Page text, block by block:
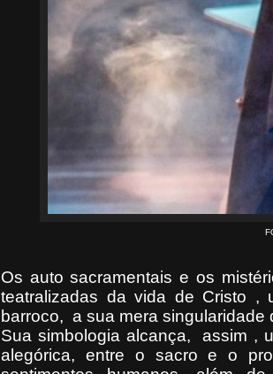
Os auto sacramentais e os
teatralizadas da vida de Cristo ,
barroco, a sua mera singularidade
Sua simbologia alcança,
assim ,
alegórica, entre o sacro e o